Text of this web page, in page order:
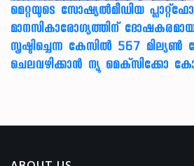
മെറ്റയുടെ സോഷ്യല്‍മീഡിയ
മാനസികാരോഗ്യത്തിന്
സൃഷ്ടിച്ചെന്ന കേസില്‍ 567
ചെലവഴിക്കാന്‍ ന്യൂ മെക്‌സിക്കോ